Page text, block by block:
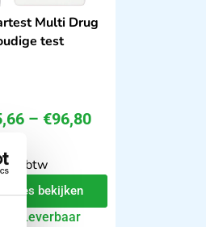
Multi Drug
test
– €96,80
btw
Opties bekijken
Leverbaar